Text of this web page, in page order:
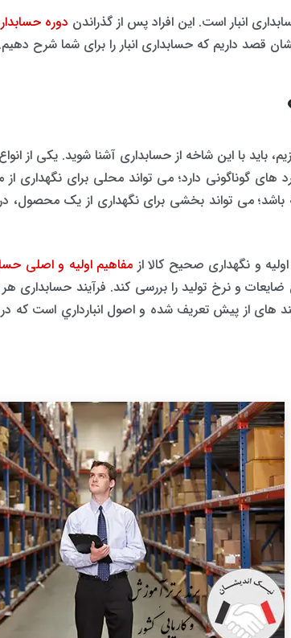
انبار است. این افراد پس از گذراندن دوره
قصد داریم که حسابداری انبار را برای شما شرح دهیم.
باید با این شاخه از حسابداری آشنا شوید. یکی از
های گوناگونی دارد؛ می تواند محلی برای نگهداری
باشد؛ می تواند بخشی برای نگهداری از یک محصول،
و نگهداری صحیح کالا از مفاهیم اولیه و اصلی
ضایعات و نرخ تولید را بررسی کند. فرآیند
های از پیش تعریف شده و اصول انبارداري است‌ که‌